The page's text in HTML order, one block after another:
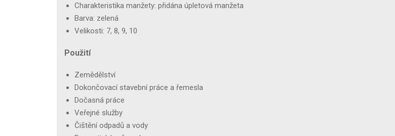
Charakteristika manžety: přidána úpletová manžeta
Barva: zelená
Velikosti: 7, 8, 9, 10
Použití
Zemědělství
Dokončovací stavební práce a řemesla
Dočasná práce
Veřejné služby
Čištění odpadů a vody